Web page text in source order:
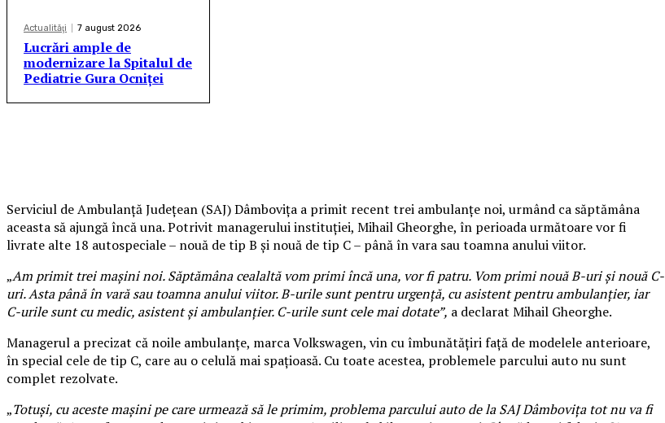
Actualităţi 7 august 2026
Lucrări ample de
modernizare la Spitalul de
Pediatrie Gura Ocniței
Serviciul de Ambulanță Județean (SAJ) Dâmbovița a primit recent trei ambulanțe noi, urmând ca săptămâna
aceasta să ajungă încă una. Potrivit managerului instituției, Mihail Gheorghe, în perioada următoare vor fi
livrate alte 18 autospeciale – nouă de tip B și nouă de tip C – până în vara sau toamna anului viitor.
„Am primit trei mașini noi. Săptămâna cealaltă vom primi încă una, vor fi patru. Vom primi nouă B-uri și nouă C-
uri. Asta până în vară sau toamna anului viitor. B-urile sunt pentru urgență, cu asistent pentru ambulanțier, iar
C-urile sunt cu medic, asistent și ambulanțier. C-urile sunt cele mai dotate”, a declarat Mihail Gheorghe.
Managerul a precizat că noile ambulanțe, marca Volkswagen, vin cu îmbunătățiri față de modelele anterioare,
în special cele de tip C, care au o celulă mai spațioasă. Cu toate acestea, problemele parcului auto nu sunt
complet rezolvate.
„Totuși, cu aceste mașini pe care urmează să le primim, problema parcului auto de la SAJ Dâmbovița tot nu va fi